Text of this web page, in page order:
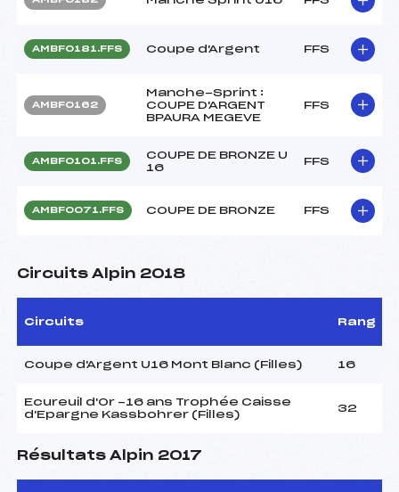
AMBF0181.FFS Coupe d'Argent FFS
AMBF0162
Manche-Sprint :
COUPE D'ARGENT
BPAURA MEGEVE
FFS
AMBF0101.FFS
COUPE DE BRONZE U
16
FFS
AMBF0071.FFS COUPE DE BRONZE FFS
Circuits Alpin 2018
Circuits Rang
Coupe d'Argent U16 Mont Blanc (Filles) 16
Ecureuil d'Or -16 ans Trophée Caisse
d'Epargne Kassbohrer (Filles)
32
Résultats Alpin 2017